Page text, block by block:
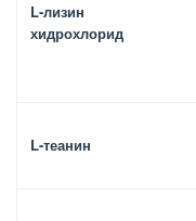
L-лизин
хидрохлорид
L-теанин